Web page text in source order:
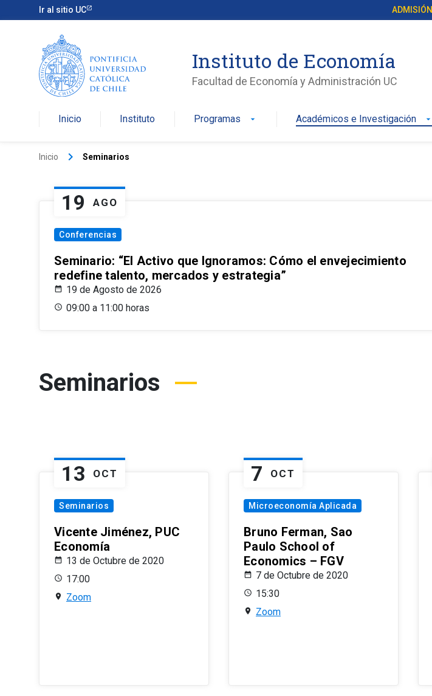
Ir al sitio UC ADMISIÓN
Instituto de Economía
Facultad de Economía y Administración UC
Inicio Instituto Programas arrow_drop_down Académicos e Investigación arrow_drop_down
Inicio keyboard_arrow_right Seminarios
19 AGO
Conferencias
Seminario: “El Activo que Ignoramos: Cómo el envejecimiento
redefine talento, mercados y estrategia”
19 de Agosto de 2026
09:00 a 11:00 horas
Seminarios
13 OCT
Seminarios
Vicente Jiménez, PUC
Economía
13 de Octubre de 2020
17:00
Zoom
7 OCT
Microeconomía Aplicada
Bruno Ferman, Sao
Paulo School of
Economics – FGV
7 de Octubre de 2020
15:30
Zoom